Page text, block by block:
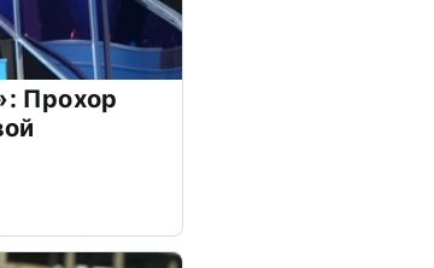
Прохор